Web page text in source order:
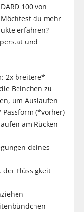
100 von
Möchtest du mehr
erfahren?
und
2x breitere*
Beinchen zu
um Auslaufen
Passform (*vorher)
am Rücken
deines
der Flüssigkeit